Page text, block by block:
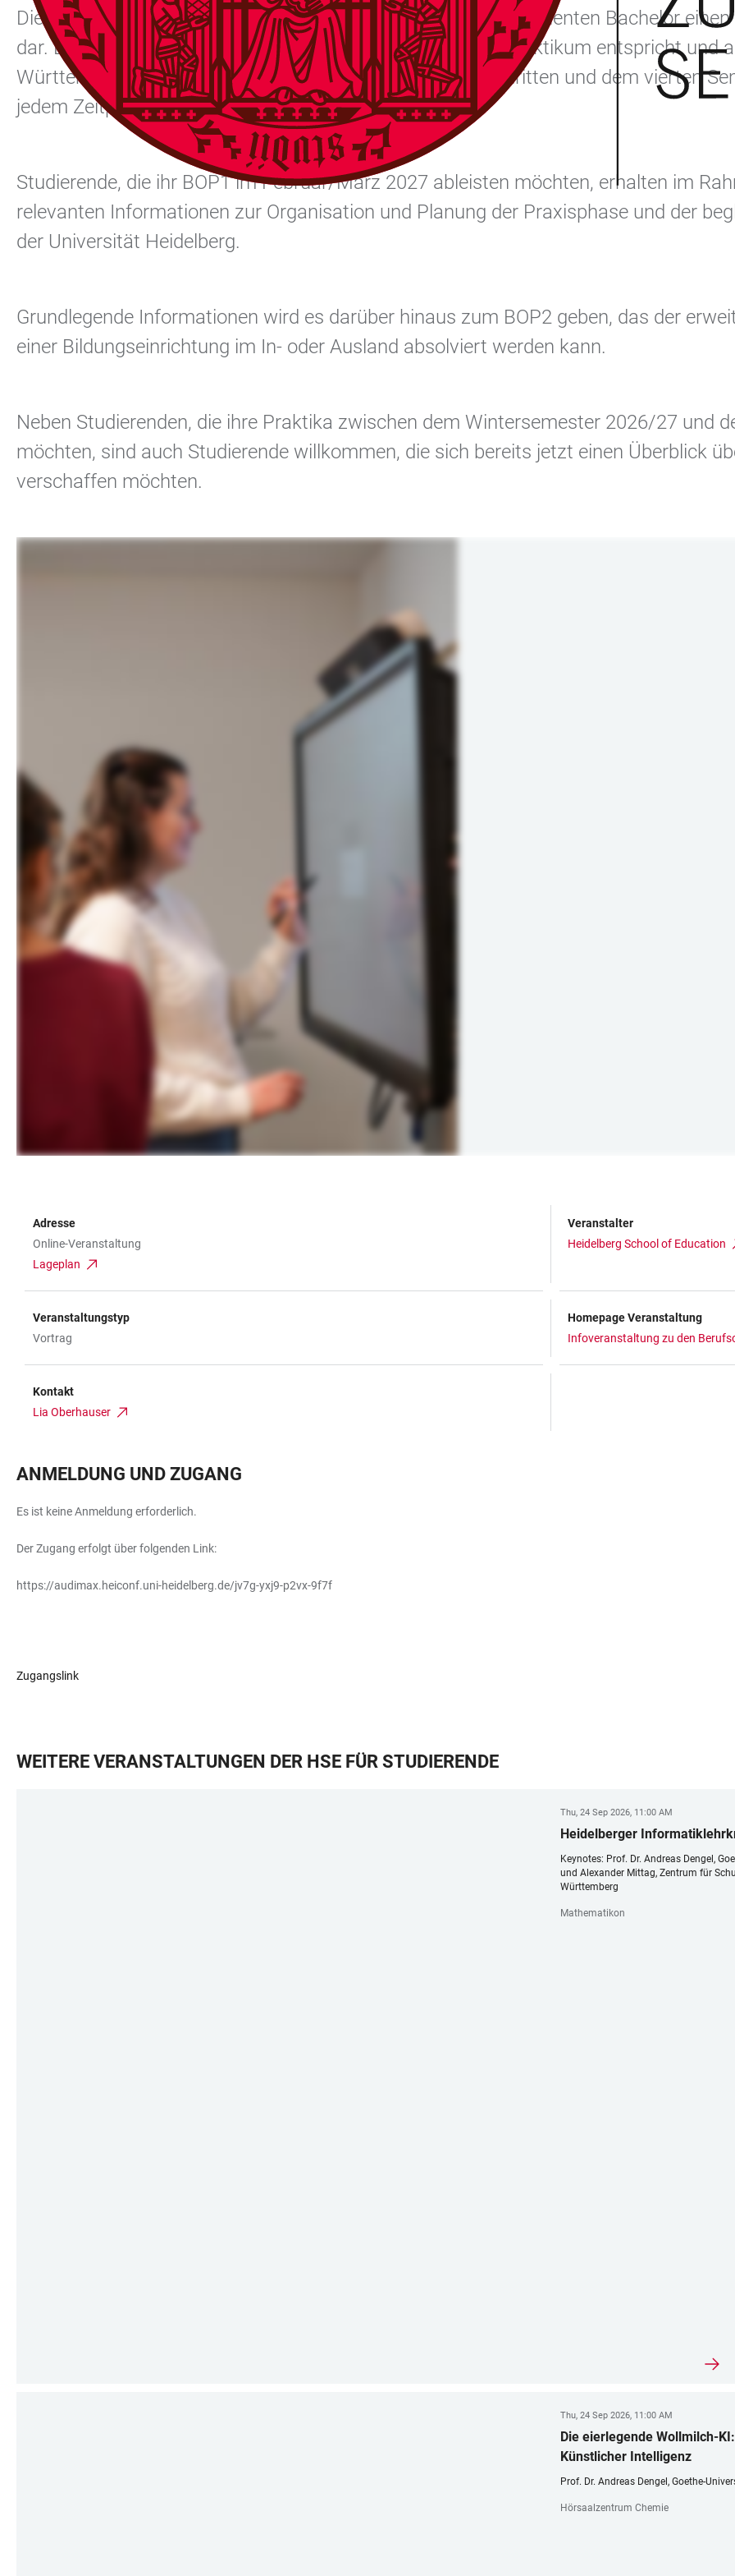
DieBerufsorientierenden Praxisphasen (BOP)stellen im Polyvalenten Bachelor
dar. Es wird empfohlen, das BOP1, das dem Orientierungspraktikum entspricht und
Württemberg absolviert wird, im Zeitraum zwischen dem dritten und dem vierten
jedem Zeitpunkt im Bachelorstudium stattfinden.
Studierende, die ihr BOP1 im Februar/März 2027 ableisten möchten, erhalten im
relevanten Informationen zur Organisation und Planung der Praxisphase und der
der Universität Heidelberg.
Grundlegende Informationen wird es darüber hinaus zum BOP2 geben, das der
einer Bildungseinrichtung im In- oder Ausland absolviert werden kann.
Neben Studierenden, die ihre Praktika zwischen dem Wintersemester 2026/27 und
möchten, sind auch Studierende willkommen, die sich bereits jetzt einen Überblick
verschaffen möchten.
Adresse
Online-Veranstaltung
Lageplan
Veranstalter
Heidelberg School of Education
Veranstaltungstyp
Vortrag
Homepage Veranstaltung
Infoveranstaltung zu den
Kontakt
Lia Oberhauser
ANMELDUNG UND ZUGANG
Es ist keine Anmeldung erforderlich.
Der Zugang erfolgt über folgenden Link:
https://audimax.heiconf.uni-heidelberg.de/jv7g-yxj9-p2vx-9f7f
Zugangslink
WEITERE VERANSTALTUNGEN DER HSE FÜR STUDIERENDE
Thu, 24 Sep 2026, 11:00 AM
Heidelberger
Keynotes: Prof. Dr. Andreas Dengel,
und Alexander Mittag, Zentrum für
Württemberg
Mathematikon
Thu, 24 Sep 2026, 11:00 AM
Die eierlegende Wollmilch-
Künstlicher Intelligenz
Prof. Dr. Andreas Dengel, Goethe-
Hörsaalzentrum Chemie